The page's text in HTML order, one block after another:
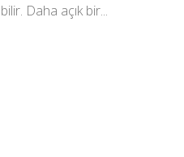
Daha açık bir...